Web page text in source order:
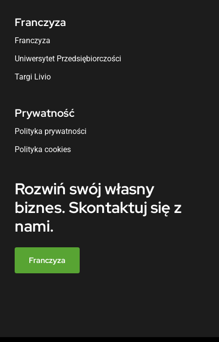
Franczyza
Franczyza
Uniwersytet Przedsiębiorczości
Targi Livio
Prywatność
Polityka prywatności
Polityka cookies
Rozwiń swój własny
biznes. Skontaktuj się z
nami.
Franczyza